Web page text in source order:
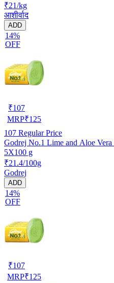
₹21/kg
आशीर्वाद
ADD
14%
OFF
₹107
MRP₹125
107 Regular Price
Godrej No.1 Lime and Aloe
5X100 g
₹21.4/100g
Godrej
ADD
14%
OFF
₹107
MRP₹125